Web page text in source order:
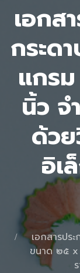
เอกส
กระด
แกร
นิ้ว
ด้วย
อิเ
เอกสารปร
ขนาด ๒๕ x